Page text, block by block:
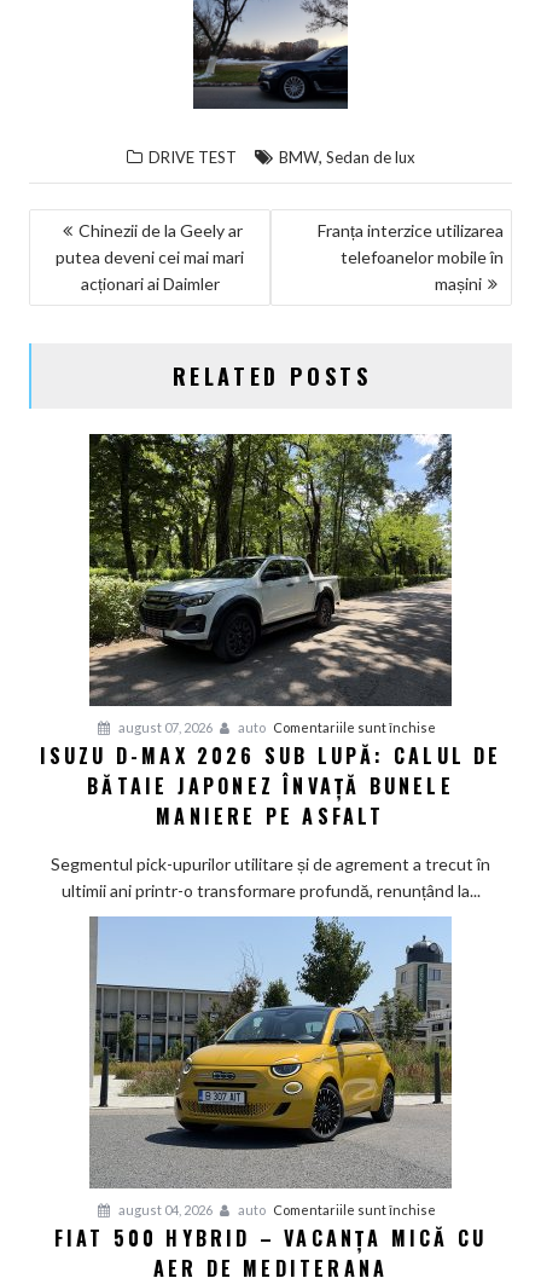
DRIVE TEST BMW, Sedan de lux
NAVIGARE
ÎN
ARTICOLE
Chinezii de la Geely ar
putea deveni cei mai mari
acționari ai Daimler
Franța interzice utilizarea
telefoanelor mobile în
mașini
RELATED POSTS
august 07, 2026 auto Comentariile sunt închise
Isuzu
D-
sub
lupă:
de
bătaie
japonez
învață
bunele
maniere
pe
ISUZU D-MAX 2026 SUB LUPĂ: CALUL DE
BĂTAIE JAPONEZ ÎNVAȚĂ BUNELE
MANIERE PE ASFALT
Segmentul pick-upurilor utilitare și de agrement a trecut în
ultimii ani printr-o transformare profundă, renunțând la...
august 04, 2026 auto Comentariile sunt închise
Fiat
FIAT 500 HYBRID – VACANȚA MICĂ CU
AER DE MEDITERANA